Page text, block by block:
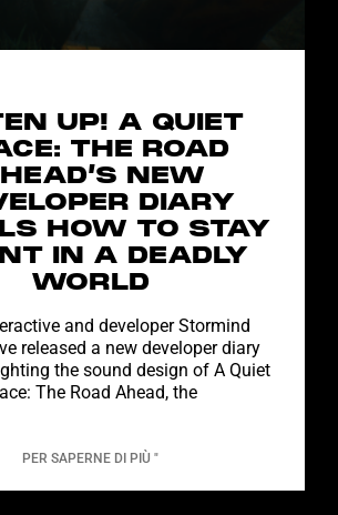
UP! A QUIET
THE ROAD
NEW
DIARY
HOW TO STAY
IN A DEADLY
WORLD
and developer Stormind
released a new developer diary
the sound design of A Quiet
The Road Ahead, the
PER SAPERNE DI PIÙ "